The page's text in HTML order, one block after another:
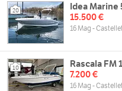
20
Idea Marine
15.500 €
16 Mag -
10
Rascala FM
7.200 €
16 Mag -